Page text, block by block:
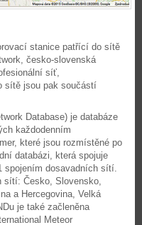
stanice patřící do sítě
česko-slovenská
síť,
sítě jsou pak součástí
Database) je databáze
každodenním
které jsou rozmístěné po
databázi, která spojuje
spojením dosavadních sítí.
sítí: Česko, Slovensko,
a Hercegovina, Velká
je také začleněna
Meteor